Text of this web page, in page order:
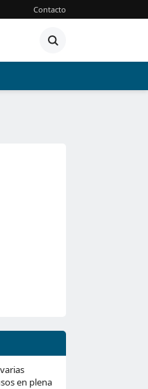
Contacto
en plena